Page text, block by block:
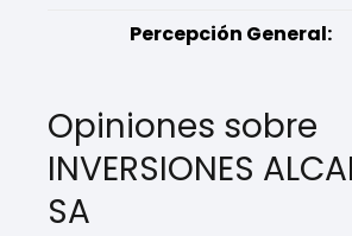
Percepción General:
Opiniones sobre
INVERSIONES
SA